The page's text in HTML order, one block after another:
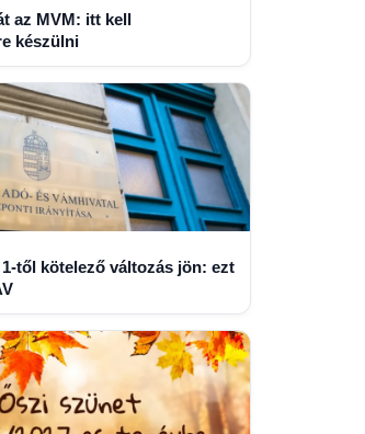
az MVM: itt kell
készülni
től kötelező változás jön: ezt